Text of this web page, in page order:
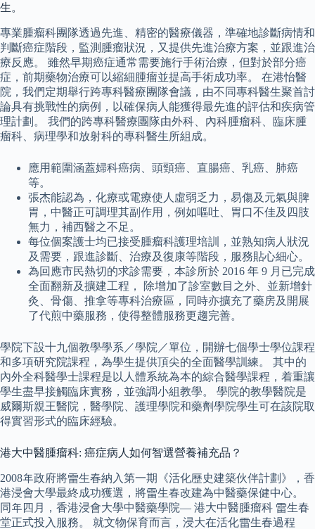
生。
專業腫瘤科團隊透過先進、精密的醫療儀器，準確地診斷病情和
判斷癌症階段，監測腫瘤狀況，又提供先進治療方案，並跟進治
療反應。 雖然早期癌症通常需要施行手術治療，但對於部分癌
症，前期藥物治療可以縮細腫瘤並提高手術成功率。 在港怡醫
院，我們定期舉行跨專科醫療團隊會議，由不同專科醫生聚首討
論具有挑戰性的病例，以確保病人能獲得最先進的評估和疾病管
理計劃。 我們的跨專科醫療團隊由外科、內科腫瘤科、臨床腫
瘤科、病理學和放射科的專科醫生所組成。
應用範圍涵蓋婦科癌病、頭頸癌、直腸癌、乳癌、肺癌
等。
張杰能認為，化療或電療使人虛弱乏力，易傷及元氣與脾
胃，中醫正可調理其副作用，例如嘔吐、胃口不佳及四肢
無力，補西醫之不足。
每位個案護士均已接受腫瘤科護理培訓，並熟知病人狀況
及需要，跟進診斷、治療及復康等階段，服務貼心細心。
為回應市民熱切的求診需要，本診所於 2016 年 9 月已完成
全面翻新及擴建工程， 除增加了診室數目之外、並新增針
灸、骨傷、推拿等專科治療區，同時亦擴充了藥房及開展
了代煎中藥服務，使得整體服務更趨完善。
學院下設十九個教學學系／學院／單位，開辦七個學士學位課程
和多項研究院課程，為學生提供頂尖的全面醫學訓練。 其中的
內外全科醫學士課程是以人體系統為本的綜合醫學課程，着重讓
學生盡早接觸臨床實務，並強調小組教學。 學院的教學醫院是
威爾斯親王醫院，醫學院、護理學院和藥劑學院學生可在該院取
得實習形式的臨床經驗。
港大中醫腫瘤科: 癌症病人如何智選營養補充品？
2008年政府將雷生春納入第一期《活化歷史建築伙伴計劃》，香
港浸會大學最終成功獲選，將雷生春改建為中醫藥保健中心。
同年四月，香港浸會大學中醫藥學院— 港大中醫腫瘤科 雷生春
堂正式投入服務。 就文物保育而言，浸大在活化雷生春過程